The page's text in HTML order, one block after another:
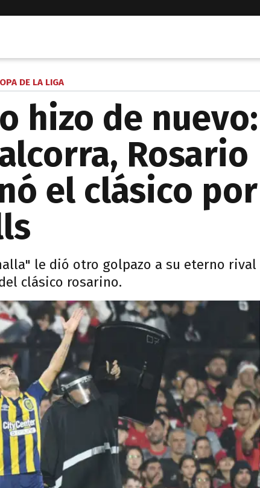
DE LA LIGA
hizo de nuevo:
Rosario
el clásico por
le dió otro golpazo a su eterno rival
clásico rosarino.